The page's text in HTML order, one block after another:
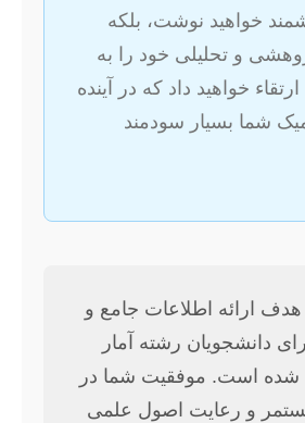
خواهید نوشت، بلکه
و تحلیلی خود را به
خواهید داد که در آینده
شما بسیار سودمند
هدف ارائه اطلاعات جامع و
دانشجویان رشته آمار
شده است. موفقیت شما در
و رعایت اصول علمی